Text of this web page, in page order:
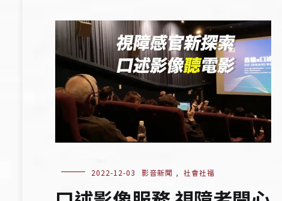
2022-12-03 影音新聞 , 社會社福